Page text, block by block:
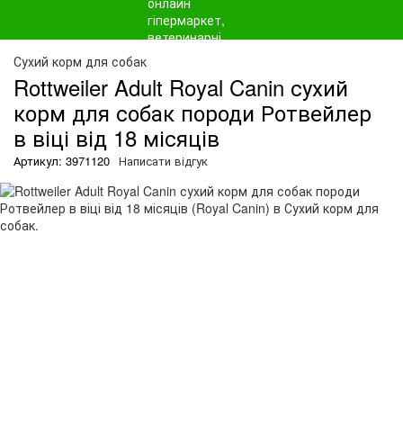
Сухий корм для собак
Rottweiler Adult Royal Canin сухий
корм для собак породи Ротвейлер
в віці від 18 місяців
Артикул: 3971120 Написати відгук